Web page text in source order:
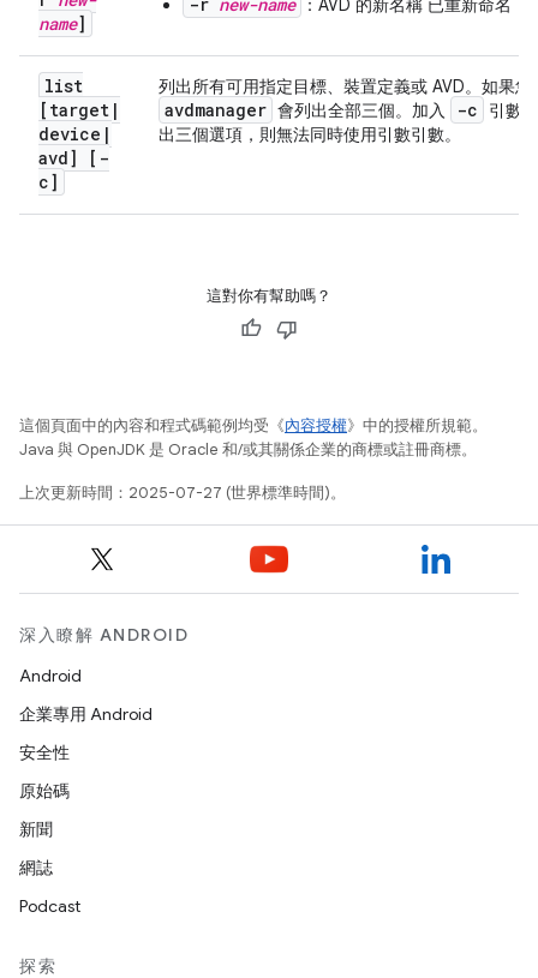
name]
：AVD 的新名稱 已重新命名
list
[target |
device |
avd] [-
c]
列出所有可用指定目標、裝置定義或 AVD。如果
avdmanager 會列出全部三個。加入 -c
引數
出三個選項，則無法同時使用引數引數。
這對你有幫助嗎？
這個頁面中的內容和程式碼範例均受《內容授權》中的授權所規範。
Java 與 OpenJDK 是 Oracle 和/或其關係企業的商標或註冊商標。
上次更新時間：2025-07-27 (世界標準時間)。
深入瞭解 ANDROID
Android
企業專用 Android
安全性
原始碼
新聞
網誌
Podcast
探索